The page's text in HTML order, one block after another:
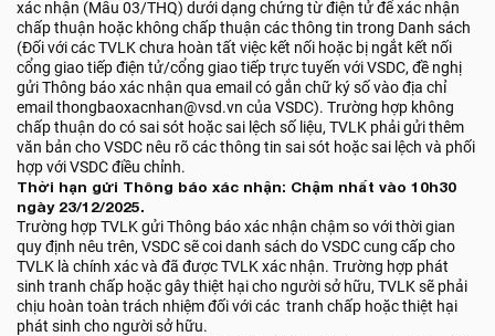
xác nhận (Mẫu 03/THQ) dưới dạng chứng từ điện tử để xác nhận
chấp thuận hoặc không chấp thuận các thông tin trong Danh sách
(Đối với các TVLK chưa hoàn tất việc kết nối hoặc bị ngắt kết nối
cổng giao tiếp điện tử/cổng giao tiếp trực tuyến với VSDC, đề nghị
gửi Thông báo xác nhận qua email có gắn chữ ký số vào địa chỉ
email thongbaoxacnhan@vsd.vn của VSDC). Trường hợp không
chấp thuận do có sai sót hoặc sai lệch số liệu, TVLK phải gửi thêm
văn bản cho VSDC nêu rõ các thông tin sai sót hoặc sai lệch và phối
hợp với VSDC điều chỉnh.
Thời hạn gửi Thông báo xác nhận: Chậm nhất vào 10h30
ngày 23/12/2025.
Trường hợp TVLK gửi Thông báo xác nhận chậm so với thời gian
quy định nêu trên, VSDC sẽ coi danh sách do VSDC cung cấp cho
TVLK là chính xác và đã được TVLK xác nhận. Trường hợp phát
sinh tranh chấp hoặc gây thiệt hại cho người sở hữu, TVLK sẽ phải
chịu hoàn toàn trách nhiệm đối với các tranh chấp hoặc thiệt hại
phát sinh cho người sở hữu.